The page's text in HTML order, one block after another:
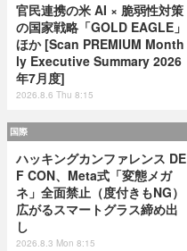
官民連携の米 AI × 脆弱性対策
の国家戦略「GOLD EAGLE」
ほか [Scan PREMIUM Month
ly Executive Summary 2026
年7月度]
2026.8.6 Thu 8:15
国際
ハッキングカンファレンス DE
F CON、Meta式「変態メガ
ネ」全面禁止（度付きもNG）
広がるスマートグラス締め出
し
2026.8.3 Mon 8:15